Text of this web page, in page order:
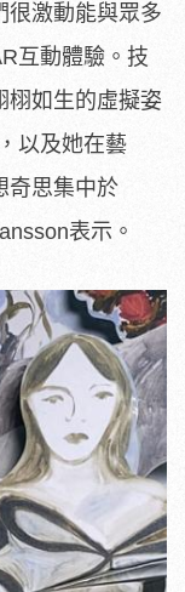
很激動能與眾多
互動體驗。技
栩如生的虛擬姿
以及她在藝
奇思集中於
表示。